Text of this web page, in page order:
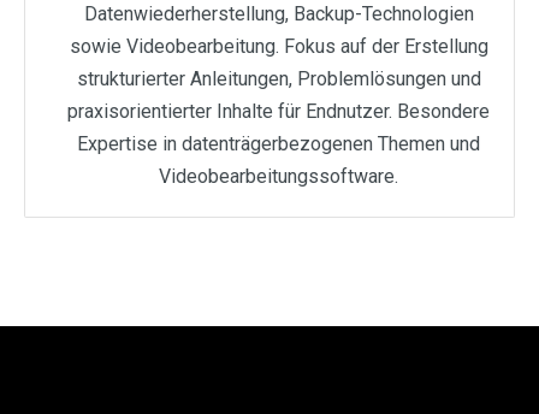
Datenwiederherstellung, Backup-Technologien
sowie Videobearbeitung. Fokus auf der Erstellung
strukturierter Anleitungen, Problemlösungen und
praxisorientierter Inhalte für Endnutzer. Besondere
Expertise in datenträgerbezogenen Themen und
Videobearbeitungssoftware.